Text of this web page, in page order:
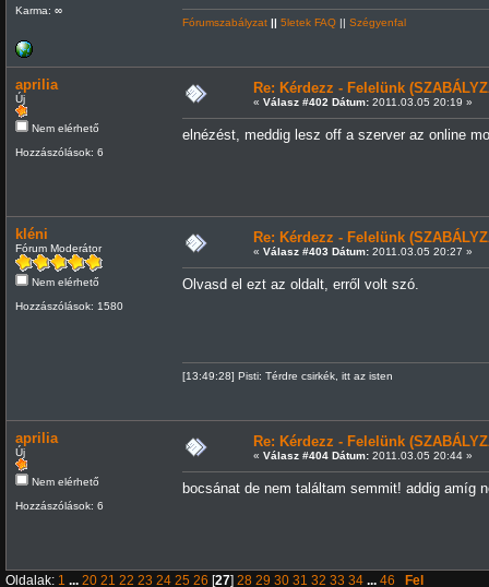
Karma: ∞
Fórumszabályzat || 5letek FAQ|| Szégyenfal
aprilia
Új
Nem elérhető
Hozzászólások: 6
Re: Kérdezz - Felelünk
« Válasz #402 Dátum:2011.03.05 20:19 »
elnézést, meddig lesz off a szerver az online
kléni
Fórum Moderátor
Nem elérhető
Hozzászólások: 1580
Re: Kérdezz - Felelünk
« Válasz #403 Dátum:2011.03.05 20:27 »
Olvasd el ezt az oldalt, erről volt szó.
[13:49:28] Pisti: Térdre csirkék, itt az isten
aprilia
Új
Nem elérhető
Hozzászólások: 6
Re: Kérdezz - Felelünk
« Válasz #404 Dátum:2011.03.05 20:44 »
bocsánat de nem találtam semmit! addig amíg
Oldalak: 1 ... 20 21 22 23 24 25 26 [27] 28 29 30 31 32 33 34 ... 46 Fel